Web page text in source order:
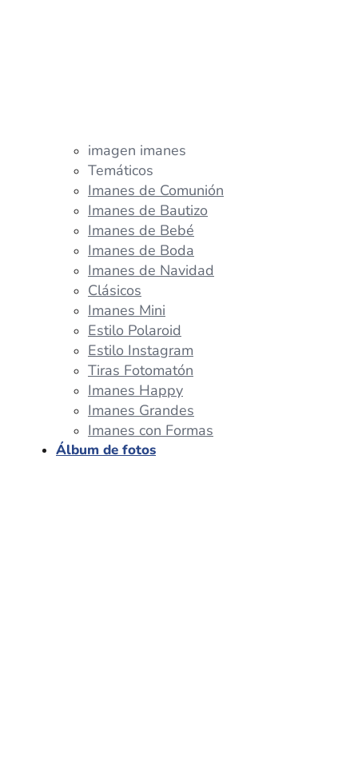
imagen imanes
Temáticos
Imanes de Comunión
Imanes de Bautizo
Imanes de Bebé
Imanes de Boda
Imanes de Navidad
Clásicos
Imanes Mini
Estilo Polaroid
Estilo Instagram
Tiras Fotomatón
Imanes Happy
Imanes Grandes
Imanes con Formas
Álbum de fotos